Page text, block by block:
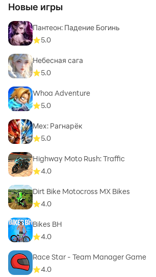
Новые игры
Пантеон: Падение Богинь
5.0
Небесная сага
5.0
Whoa Adventure
5.0
Мех: Рагнарёк
5.0
Highway Moto Rush: Traffic
4.0
Dirt Bike Motocross MX Bikes
4.0
Bikes BH
4.0
Race Star - Team Manager Game
4.0